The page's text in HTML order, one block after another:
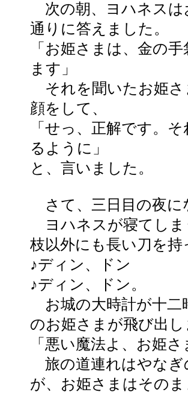
次の朝、ヨハネスは
通りに答えました。
「お姫さまは、金の
ます」
それを聞いたお姫さ
顔をして、
「せっ、正解です。
るように」
と、言いました。
さて、三日目の夜に
ヨハネスが寝てしま
枝以外にも長い刀を
♪ディン、ドン
♪ディン、ドン。
お城の大時計が十二
のお姫さまが飛び出
「悪い魔法よ、お姫
旅の道連れはやなぎ
が、お姫さまはその